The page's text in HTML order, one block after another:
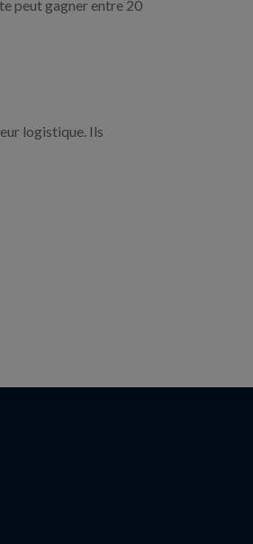
peut gagner entre 20
logistique. Ils